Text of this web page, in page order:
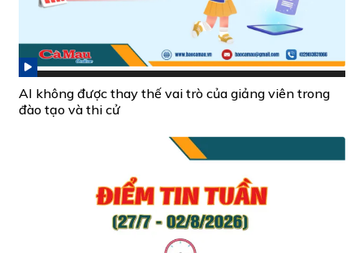
AI không được thay thế vai trò của giảng viên trong
đào tạo và thi cử